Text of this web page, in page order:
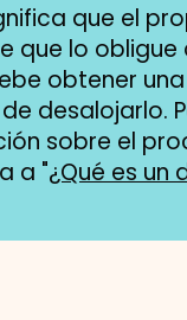
que el
que lo obligue
obtener
desalojarlo.
sobre el
a "¿Qué es un